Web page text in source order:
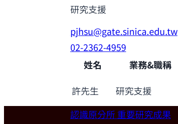
研究支援
pjhsu@gate.sinica.edu.tw
02-2362-4959
姓名
業務&職稱
許先生
研究支援
認識原分所重要研究成果